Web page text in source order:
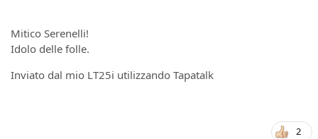
Mitico Serenelli!
Idolo delle folle.
Inviato dal mio LT25i utilizzando Tapatalk
2